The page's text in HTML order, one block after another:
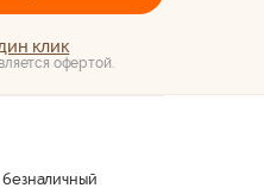
клик
офертой.